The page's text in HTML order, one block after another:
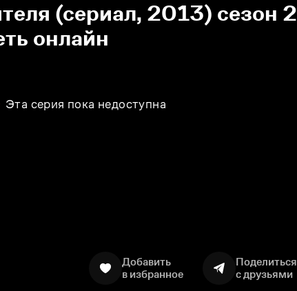
(сериал, 2013) сезон 2
онлайн
Эта серия пока недоступна
Добавить
в избранное
Поделиться
с друзьями